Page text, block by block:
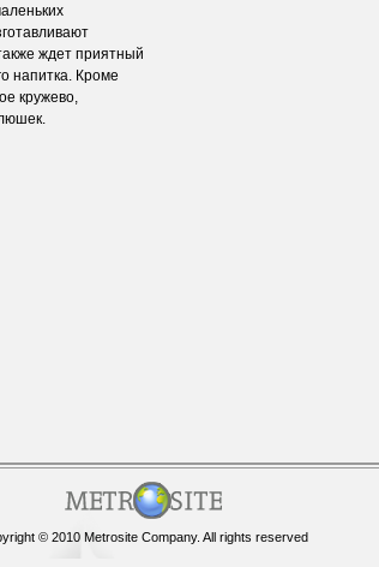
ждет приятный
напитка. Кроме
кружево,
© 2010 Metrosite Company. All rights reserved